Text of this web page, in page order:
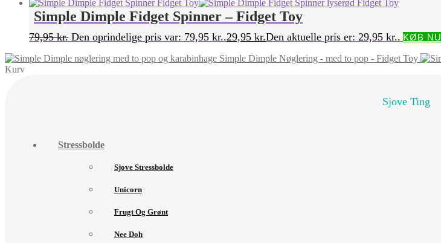
Simple Dimple Fidget Spinner – Fidget Toy
79,95kr. Den oprindelige pris var: 79,95 kr..29,95 kr.Den aktuelle pris er: 29,95 kr.. KØB NU
Simple Dimple Nøglering - med to pop - Fidget Toy
Kurv
Sjove Ting
Stressbolde
Sjove Stressbolde
Unicorn
Frugt Og Grønt
Nee Doh